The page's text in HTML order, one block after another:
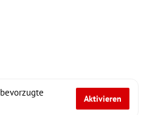
Aktivieren